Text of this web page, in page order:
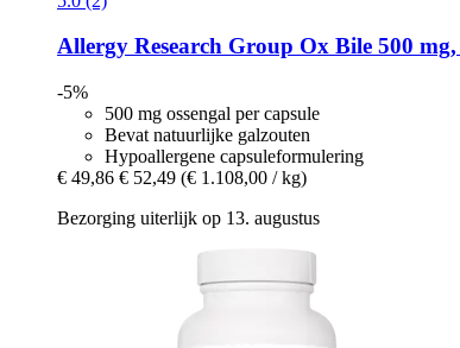
Allergy Research Group Ox Bile 500 mg,
-5%
500 mg ossengal per capsule
Bevat natuurlijke galzouten
Hypoallergene capsuleformulering
€ 49,86 € 52,49 (€ 1.108,00 / kg)
Bezorging uiterlijk op 13. augustus